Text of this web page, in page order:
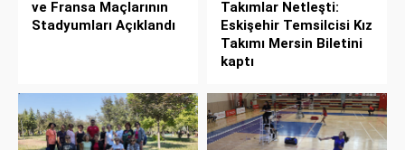
ve Fransa Maçlarının
Stadyumları Açıklandı
Takımlar Netleşti:
Eskişehir Temsilcisi Kız
Takımı Mersin Biletini
kaptı